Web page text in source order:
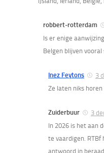
robbert-rotterdam
Is er enige
Belgen blijven vooral
Inez Feytons
3
Ze laten niks
Zuiderbuur
3
In 2026 is het aan
te vaardigen.
antwoord in